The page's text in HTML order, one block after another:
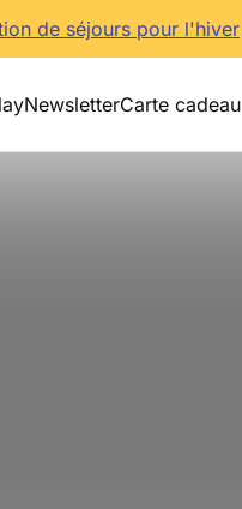
de séjours pour l'hiver
NewsletterCarte cadeau